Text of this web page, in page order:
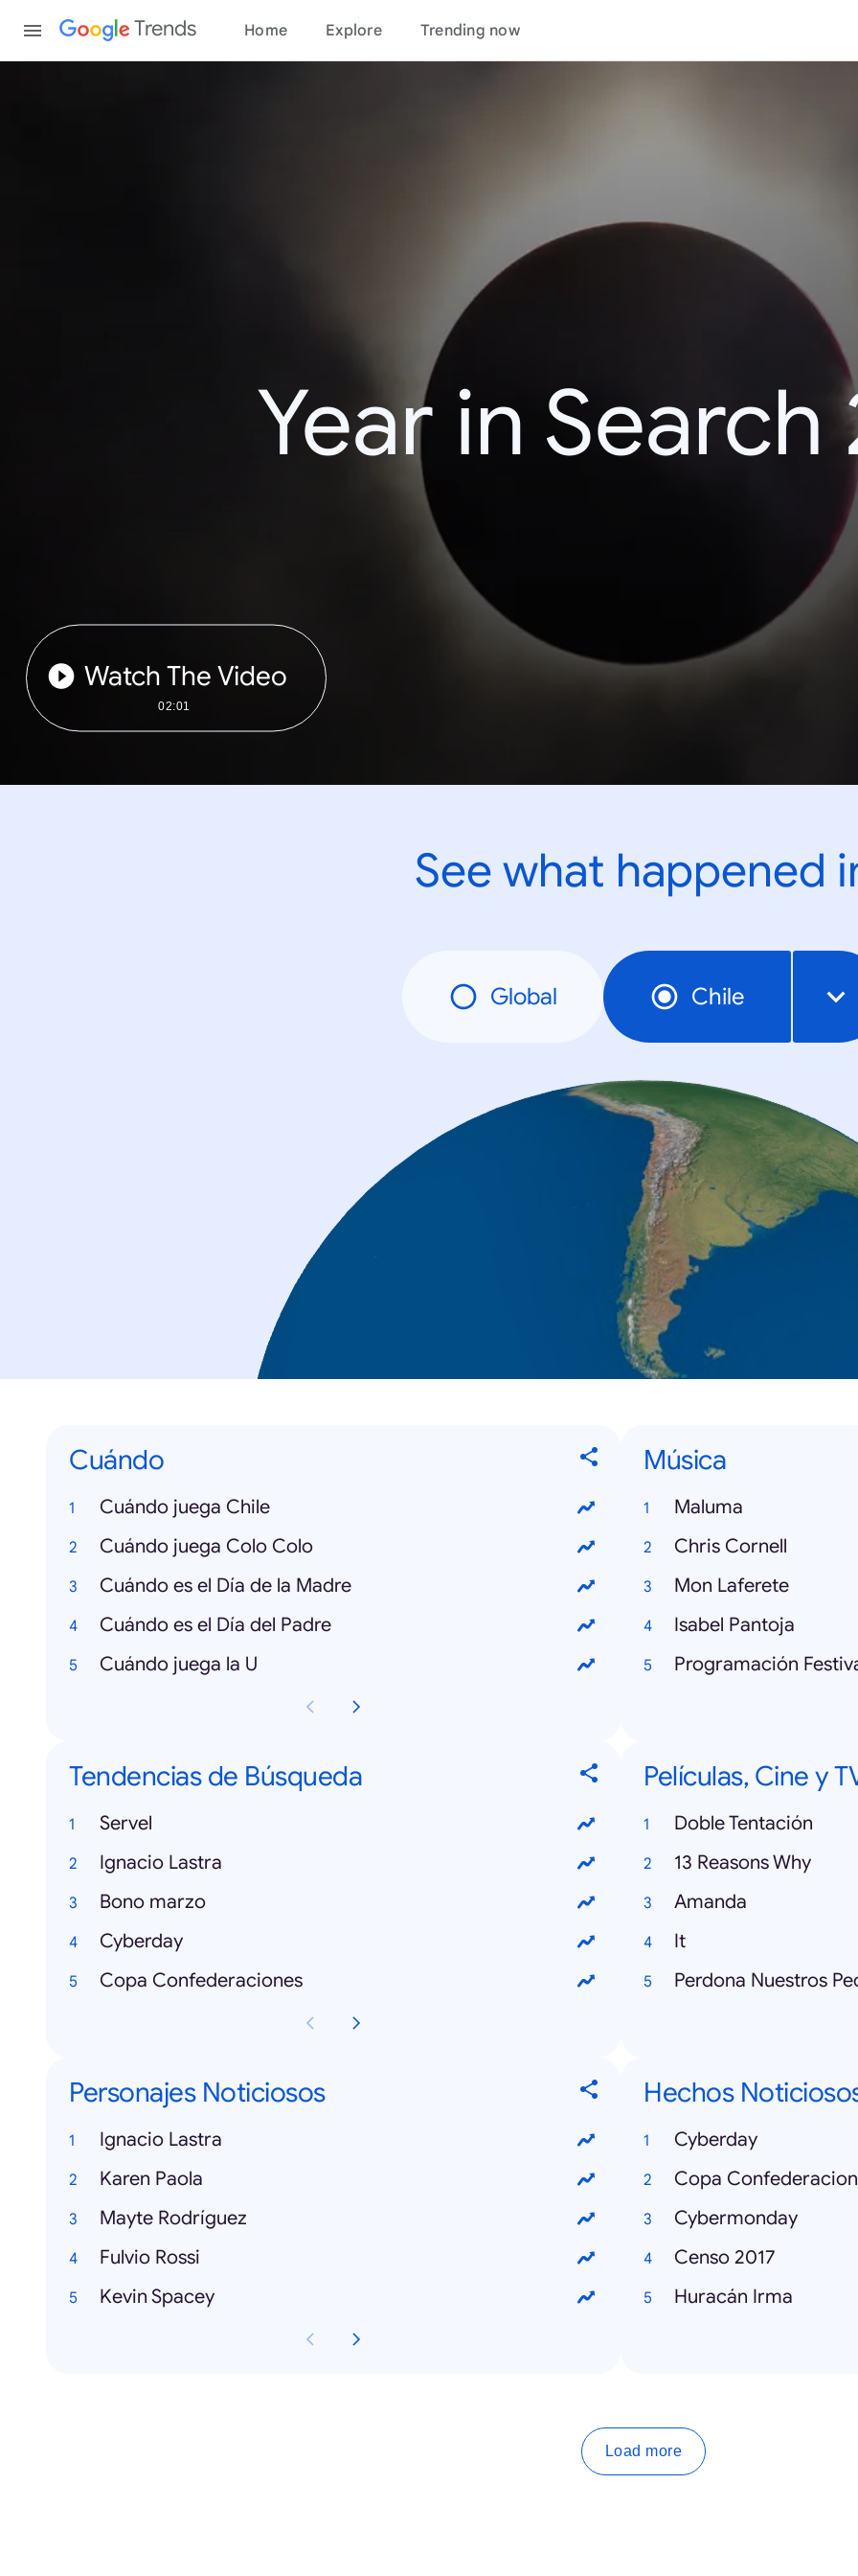
Trends Home Explore Trending now
Year in Search
Watch The Video
02:01
See what happened
Global Chile
Cuándo
Cuándo juega Chile
Cuándo juega Colo Colo
Cuándo es el Día de la Madre
Cuándo es el Día del Padre
Cuándo juega la U
Música
Maluma
Chris Cornell
Mon Laferete
Isabel Pantoja
Programación
Tendencias de Búsqueda
Servel
Ignacio Lastra
Bono marzo
Cyberday
Copa Confederaciones
Películas, Cine y
Doble Tentación
13 Reasons Why
Amanda
It
Perdona Nuestros
Personajes Noticiosos
Ignacio Lastra
Karen Paola
Mayte Rodríguez
Fulvio Rossi
Kevin Spacey
Hechos
Cyberday
Copa
Cybermonday
Censo 2017
Huracán Irma
Load more